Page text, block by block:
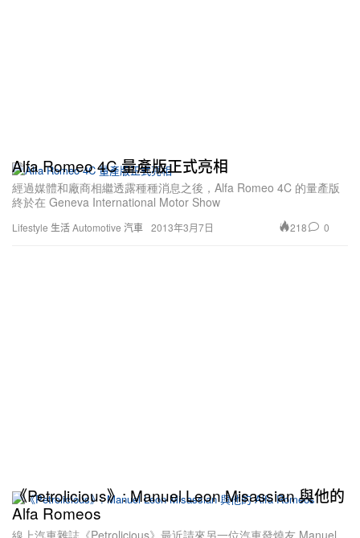
Lifestyle 生活Automotive 汽車
Alfa Romeo 4C 量產版正式亮相
經過媒體和廠商相繼透露種種消息之後，Alfa Romeo 4C 的量產版
終於在 Geneva International Motor Show
2013年3月7日 218 0
《Petrolicious》: Manuel Leon Misassian 與他的
Alfa Romeos
線上汽車雜誌《Petrolicious》最近請來另一位汽車發燒友 Manuel